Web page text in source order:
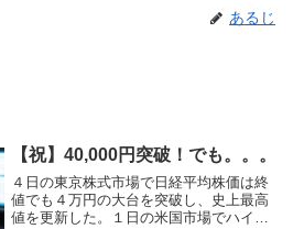
あるじ
【祝】40,000円突破！でも。。。
４日の東京株式市場で日経平均株価は終
値でも４万円の大台を突破し、史上最高
値を更新した。１日の米国市場でハイテ